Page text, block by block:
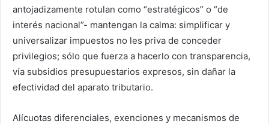
antojadizamente rotulan como “estratégicos” o “de
interés nacional”- mantengan la calma: simplificar y
universalizar impuestos no les priva de conceder
privilegios; sólo que fuerza a hacerlo con transparencia,
vía subsidios presupuestarios expresos, sin dañar la
efectividad del aparato tributario.
Alícuotas diferenciales, exenciones y mecanismos de